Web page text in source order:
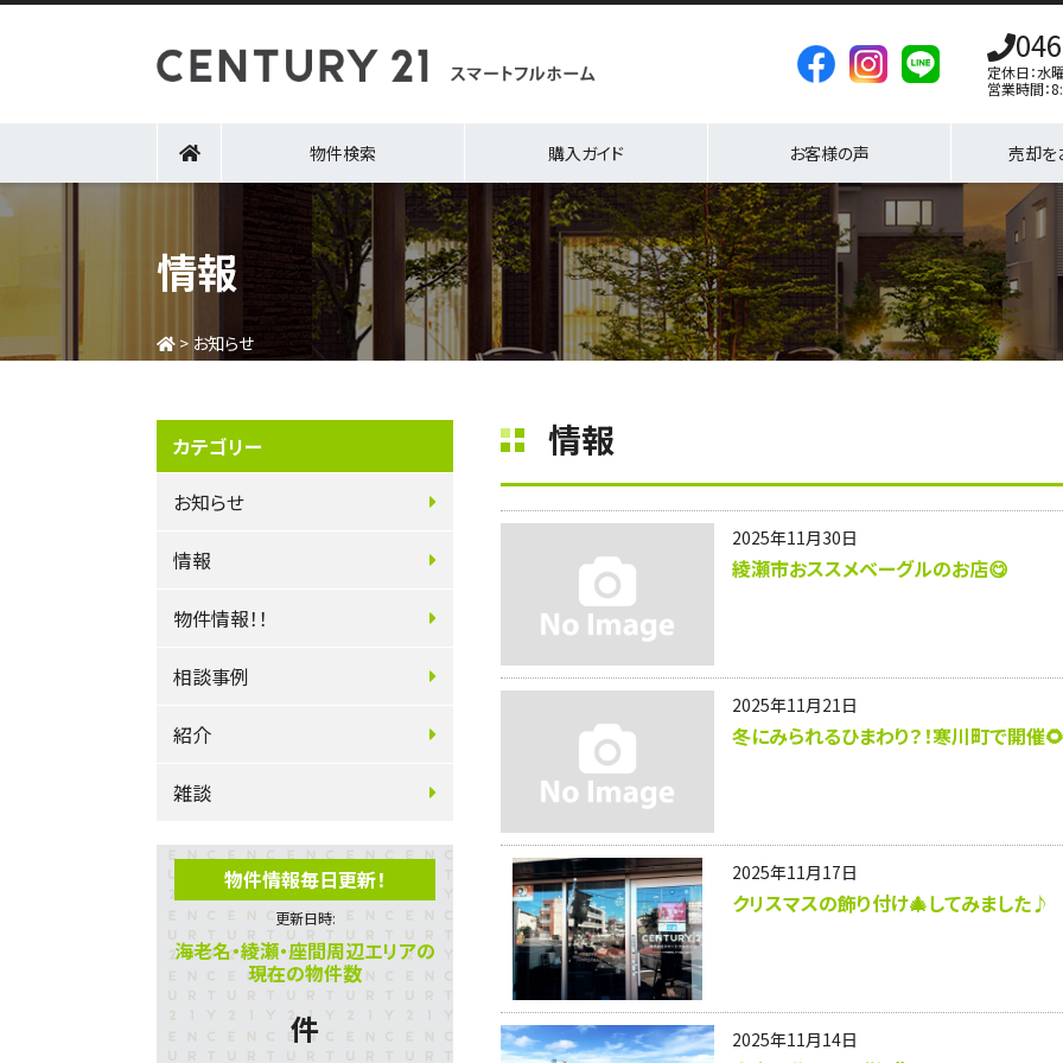
定休日：水
営業時間：
物件検索 購入ガイド お客様の声 売却を
情報
> お知らせ
カテゴリー
お知らせ
情報
物件情報！！
相談事例
紹介
雑談
物件情報毎日更新！
更新日時:
海老名・綾瀬・座間周辺エリアの
現在の物件数
件
情報
2025年11月30日
綾瀬市おススメベーグルのお店😋
2025年11月21日
冬にみられるひまわり？！寒川町で開催🌻
2025年11月17日
クリスマスの飾り付け🎄してみました♪
2025年11月14日